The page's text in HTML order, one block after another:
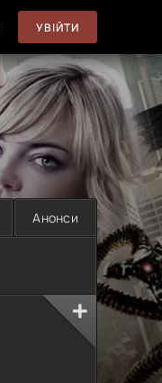
УВІЙТИ
Анонси